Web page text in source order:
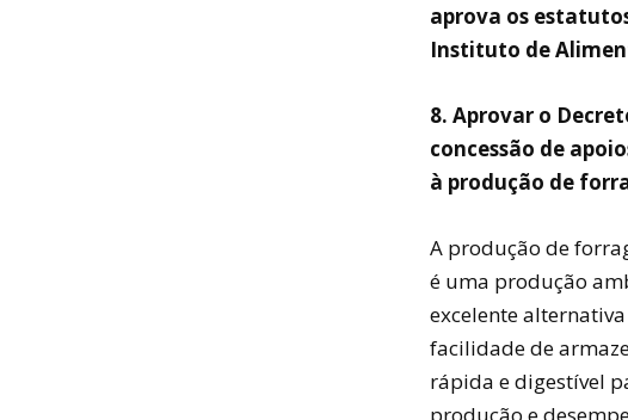
aprova os
Instituto de
8. Aprovar o
concessão de
à produção de
A produção de
é uma produção
excelente
facilidade de
rápida e digestível